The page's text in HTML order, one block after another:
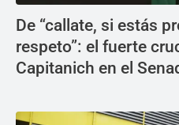
De “callate, si estás
respeto”: el fuerte
Capitanich en el